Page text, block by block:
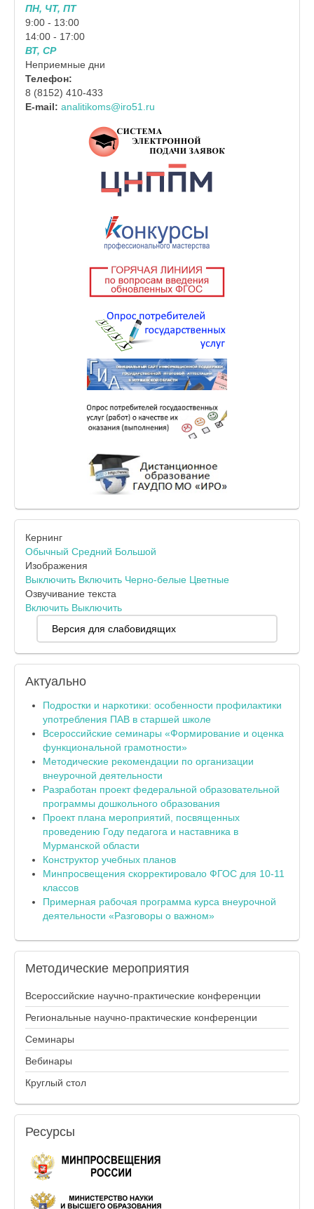
ПН, ЧТ, ПТ
9:00 - 13:00
14:00 - 17:00
ВТ, СР
Неприемные дни
Телефон:
8 (8152) 410-433
E-mail: analitikoms@iro51.ru
Кернинг
Обычный Средний Большой
Изображения
Выключить Включить Черно-белые Цветные
Озвучивание текста
Включить Выключить
Версия для слабовидящих
Актуально
Подростки и наркотики: особенности профилактики
употребления ПАВ в старшей школе
Всероссийские семинары «Формирование и оценка
функциональной грамотности»
Методические рекомендации по организации
внеурочной деятельности
Разработан проект федеральной образовательной
программы дошкольного образования
Проект плана мероприятий, посвященных
проведению Году педагога и наставника в
Мурманской области
Конструктор учебных планов
Минпросвещения скорректировало ФГОС для 10-11
классов
Примерная рабочая программа курса внеурочной
деятельности «Разговоры о важном»
Методические мероприятия
Всероссийские научно-практические конференции
Региональные научно-практические конференции
Семинары
Вебинары
Круглый стол
Ресурсы